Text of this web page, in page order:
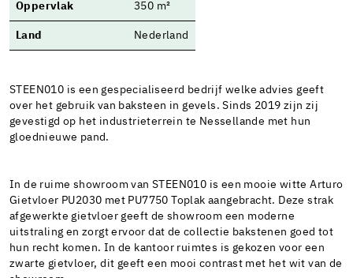
Oppervlak 350 m²
Land Nederland
STEEN010 is een gespecialiseerd bedrijf welke advies geeft
over het gebruik van baksteen in gevels. Sinds 2019 zijn zij
gevestigd op het industrieterrein te Nessellande met hun
gloednieuwe pand.
In de ruime showroom van STEEN010 is een mooie witte Arturo
Gietvloer PU2030 met PU7750 Toplak aangebracht. Deze strak
afgewerkte gietvloer geeft de showroom een moderne
uitstraling en zorgt ervoor dat de collectie bakstenen goed tot
hun recht komen. In de kantoor ruimtes is gekozen voor een
zwarte gietvloer, dit geeft een mooi contrast met het wit van de